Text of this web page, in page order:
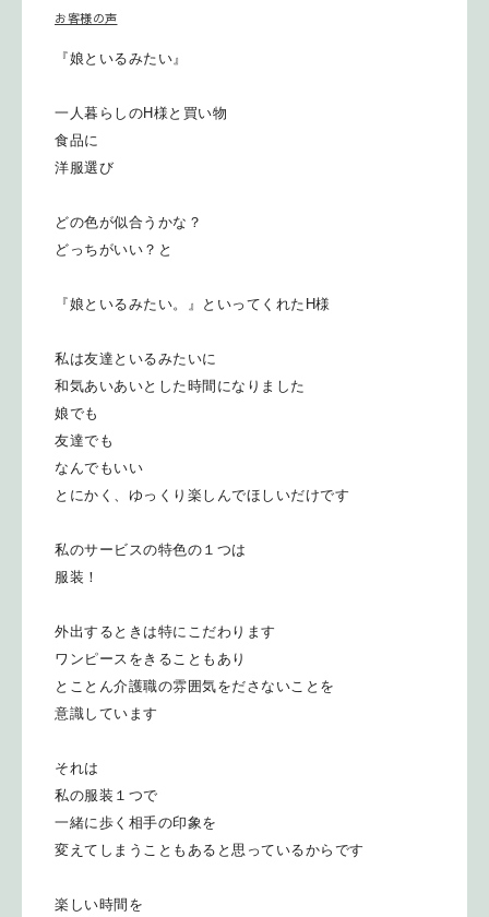
お客様の声
『娘といるみたい』
一人暮らしのH様と買い物
食品に
洋服選び
どの色が似合うかな？
どっちがいい？と
『娘といるみたい。』といってくれたH様
私は友達といるみたいに
和気あいあいとした時間になりました
娘でも
友達でも
なんでもいい
とにかく、ゆっくり楽しんでほしいだけです
私のサービスの特色の１つは
服装！
外出するときは特にこだわります
ワンピースをきることもあり
とことん介護職の雰囲気をださないことを
意識しています
それは
私の服装１つで
一緒に歩く相手の印象を
変えてしまうこともあると思っているからです
楽しい時間を